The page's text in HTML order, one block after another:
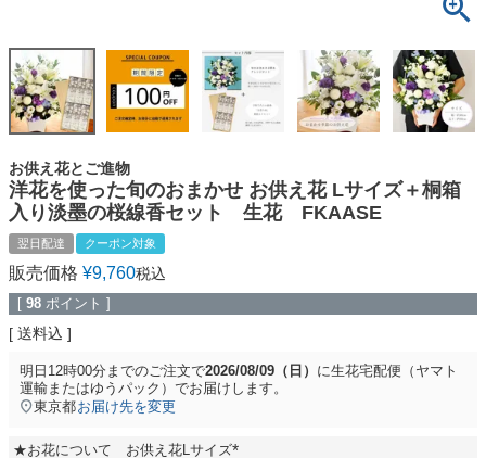
お供え花とご進物
洋花を使った旬のおまかせ お供え花 Lサイズ＋桐箱
入り淡墨の桜線香セット 生花 FKAASE
翌日配達 クーポン対象
販売価格 ¥9,760税込
[ 98 ポイント ]
送料込
明日 12時00分 までのご注文で2026/08/09（日） に生花宅配便（ヤマト
運輸またはゆうパック） でお届けします。
東京都お届け先を変更
★お花について お供え花Lサイズ